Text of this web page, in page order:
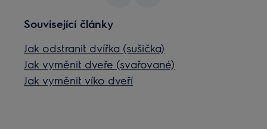
Související články
Jak odstranit dvířka (sušička)
Jak vyměnit dveře (svařované)
Jak vyměnit víko dveří